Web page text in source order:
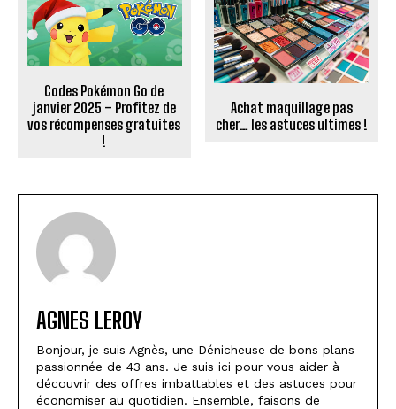
Codes Pokémon Go de
janvier 2025 – Profitez de
vos récompenses gratuites
!
Achat maquillage pas
cher… les astuces ultimes !
AGNES LEROY
Bonjour, je suis Agnès, une Dénicheuse de bons plans
passionnée de 43 ans. Je suis ici pour vous aider à
découvrir des offres imbattables et des astuces pour
économiser au quotidien. Ensemble, faisons de